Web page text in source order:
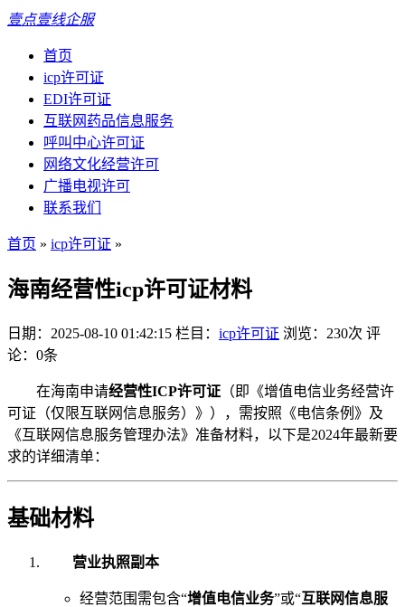
壹点壹线企服
首页
icp许可证
EDI许可证
互联网药品信息服务
呼叫中心许可证
网络文化经营许可
广播电视许可
联系我们
首页 » icp许可证 »
海南经营性icp许可证材料
日期：2025-08-10 01:42:15 栏目： icp许可证 浏览：230次 评
论：0条
在海南申请经营性ICP许可证 （即《增值电信业务经营许
可证（仅限互联网信息服务）》），需按照《电信条例》及
《互联网信息服务管理办法》准备材料，以下是2024年最新要
求的详细清单：
基础材料
营业执照副本
经营范围需包含“增值电信业务”或“互联网信息服